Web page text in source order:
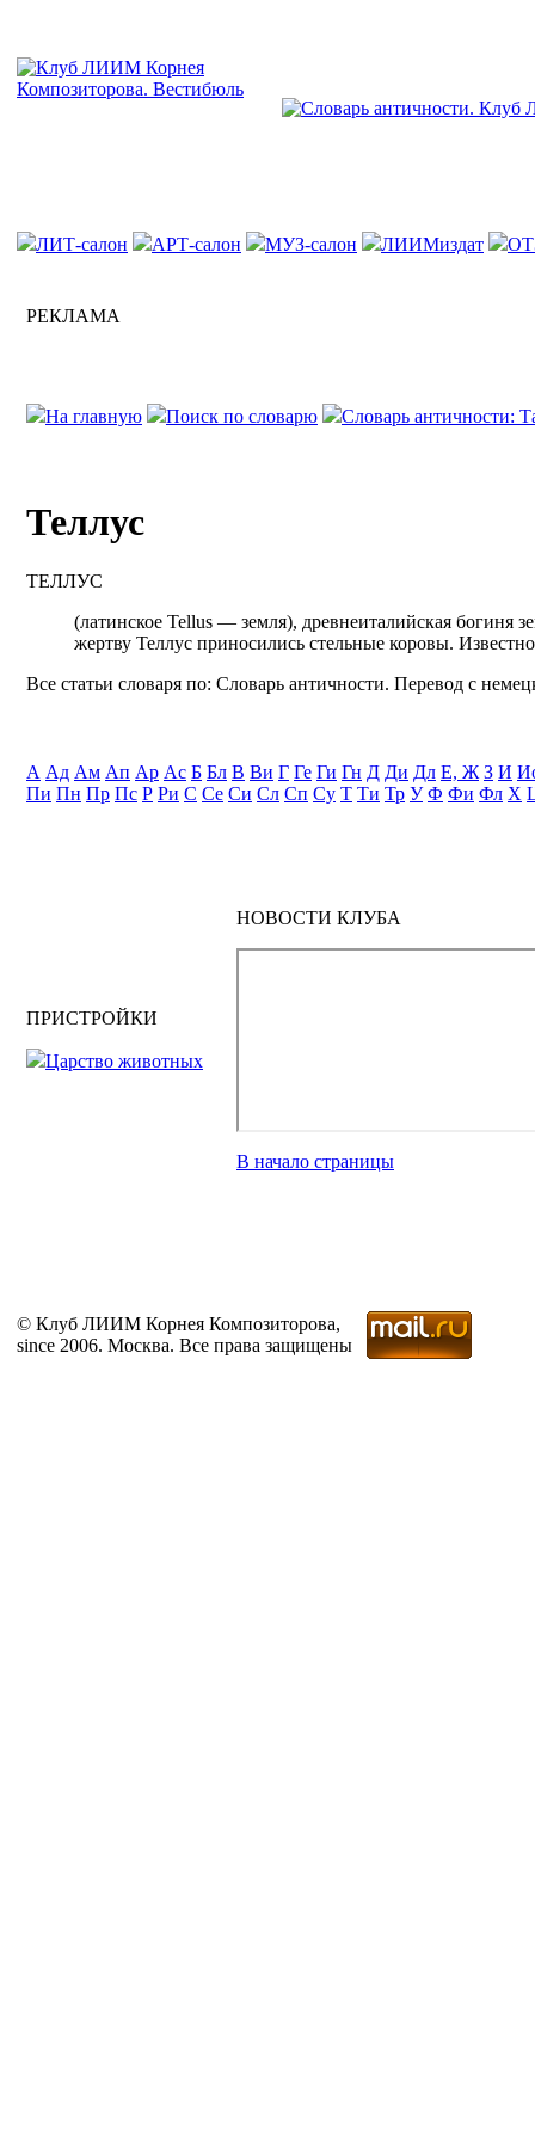
ЛИТ-салон АРТ-салон МУЗ-салон ЛИИМиздат
РЕКЛАМА
На главную Поиск по словарю Словарь античности:
Теллус
ТЕЛЛУС
(латинское Tellus — земля), древнеиталийская богиня
жертву Теллус приносились стельные коровы.
Все статьи словаря по: Словарь античности. Перевод с
А Ад Ам Ап Ар Ас Б Бл В Ви Г Ге Ги Гн Д Ди Дл Е, Ж З И
Пи Пн Пр Пс Р Ри С Се Си Сл Сп Су Т Ти Тр У Ф Фи Фл Х
ПРИСТРОЙКИ
Царство животных
НОВОСТИ КЛУБА
В начало страницы
© Клуб ЛИИМ Корнея Композиторова,
since 2006. Москва. Все права защищены